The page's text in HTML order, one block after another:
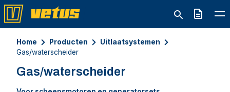
Offerte
Home Producten
Uitlaatsystemen
Gas/waterscheider
Gas/waterscheider